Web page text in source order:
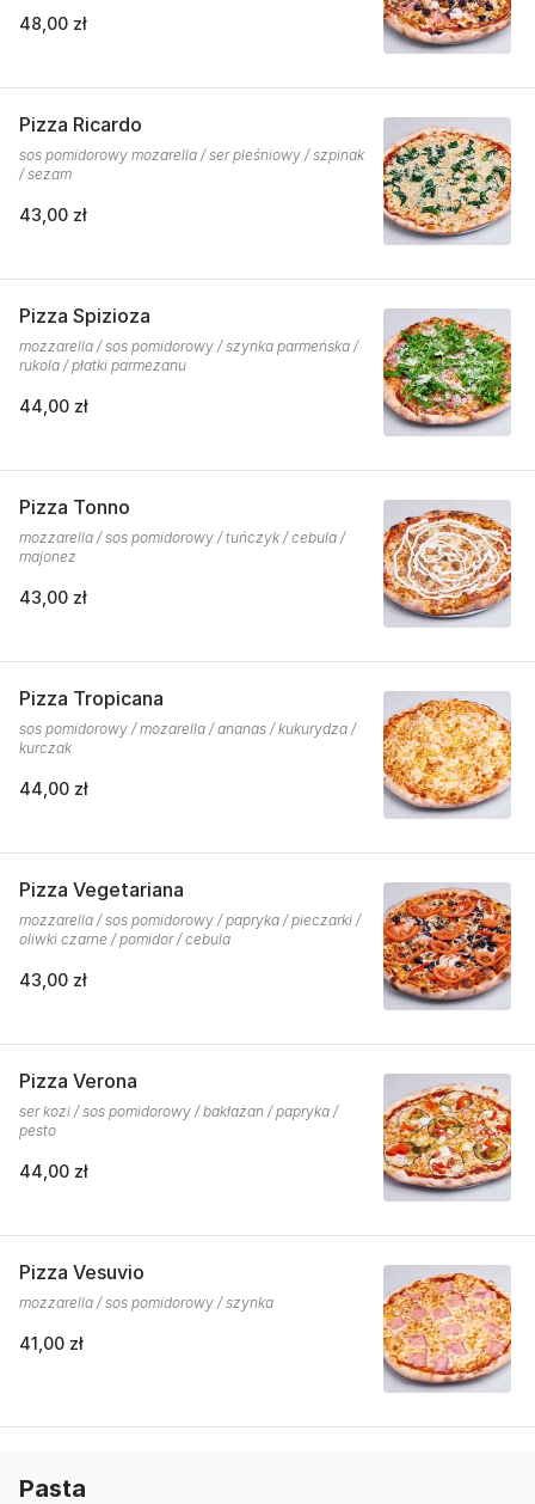
48,00 zł
Pizza Ricardo
sos pomidorowy mozarella / ser pleśniowy / szpinak
/ sezam
43,00 zł
Pizza Spizioza
mozzarella / sos pomidorowy / szynka parmeńska /
rukola / płatki parmezanu
44,00 zł
Pizza Tonno
mozzarella / sos pomidorowy / tuńczyk / cebula /
majonez
43,00 zł
Pizza Tropicana
sos pomidorowy / mozarella / ananas / kukurydza /
kurczak
44,00 zł
Pizza Vegetariana
mozzarella / sos pomidorowy / papryka / pieczarki /
oliwki czarne / pomidor / cebula
43,00 zł
Pizza Verona
ser kozi / sos pomidorowy / bakłażan / papryka /
pesto
44,00 zł
Pizza Vesuvio
mozzarella / sos pomidorowy / szynka
41,00 zł
Pasta